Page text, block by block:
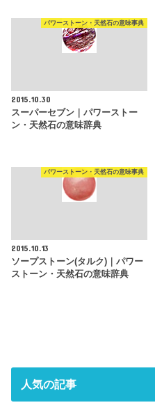
パワーストーン・天然石の意味事典
2015.10.30
スーパーセブン｜パワーストー
ン・天然石の意味辞典
パワーストーン・天然石の意味事典
2015.10.13
ソープストーン(タルク)｜パワー
ストーン・天然石の意味辞典
人気の記事